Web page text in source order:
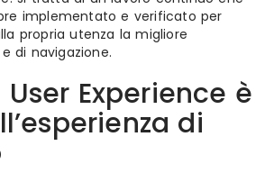
implementato e verificato per
propria utenza la migliore
di navigazione.
Experience è
di